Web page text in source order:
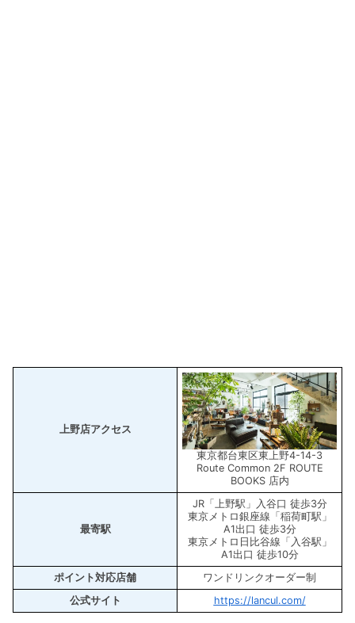
上野店アクセス
東京都台東区東上野4-14-3
Route Common 2F ROUTE
BOOKS 店内
最寄駅
JR「上野駅」入谷口 徒歩3分
東京メトロ銀座線「稲荷町駅」
A1出口 徒歩3分
東京メトロ日比谷線「入谷駅」
A1出口 徒歩10分
ポイント対応店舗
ワンドリンクオーダー制
公式サイト
https://lancul.com/